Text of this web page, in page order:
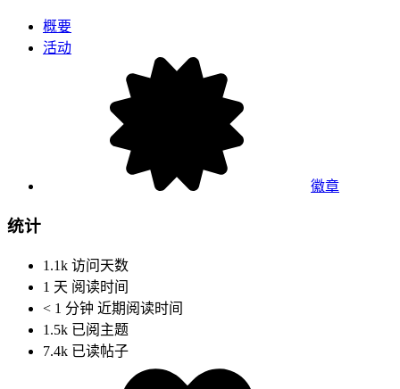
概要
活动
徽章
统计
1.1k 访问天数
1 天 阅读时间
< 1 分钟 近期阅读时间
1.5k 已阅主题
7.4k 已读帖子